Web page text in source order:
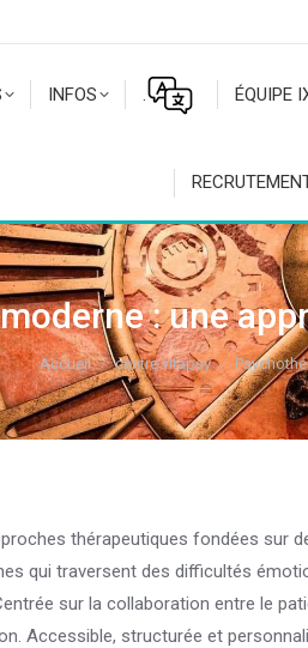
INFOS ÉQUIPE
: une
Vous êtes ici :
Accueil centre vitapsy
thérapeutiques fondées sur
qui traversent des difficultés
sur la collaboration entre le
Accessible, structurée et